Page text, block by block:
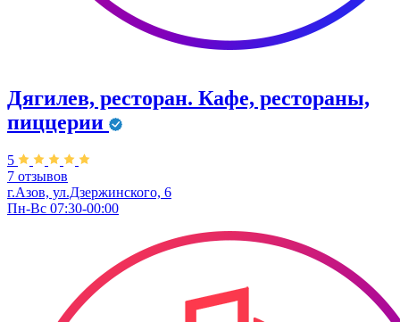
Дягилев, ресторан. Кафе, рестораны,
пиццерии
5
7 отзывов
г.Азов, ул.Дзержинского, 6
Пн-Вс 07:30-00:00